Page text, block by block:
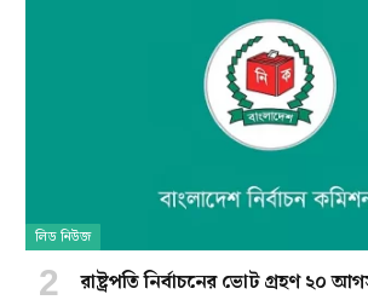
লিড নিউজ
রাষ্ট্রপতি নির্বাচনের ভোট গ্রহণ ২০